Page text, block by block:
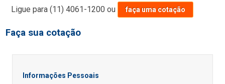
Ligue para(11) 4061-1200 ou faça uma cotação
Faça sua cotação
Informações Pessoais